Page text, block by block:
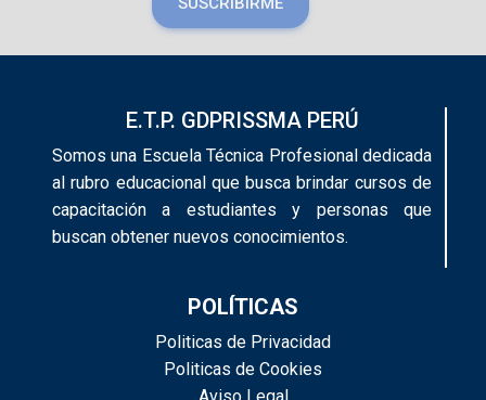
E.T.P. GDPRISSMA PERÚ
Somos una Escuela Técnica Profesional dedicada
al rubro educacional que busca brindar cursos de
capacitación a estudiantes y personas que
buscan obtener nuevos conocimientos.
POLÍTICAS
Politicas de Privacidad
Politicas de Cookies
Aviso Legal